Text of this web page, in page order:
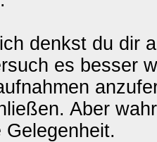
denkst du dir
es besser
Aber
Gelegenheit.